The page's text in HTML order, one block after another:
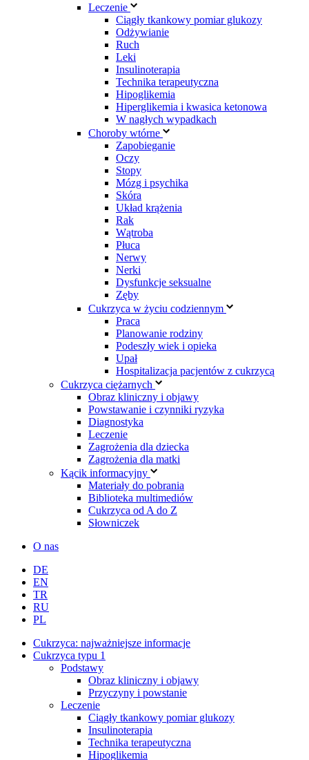
Leczenie
Ciągły tkankowy pomiar glukozy
Odżywianie
Ruch
Leki
Insulinoterapia
Technika terapeutyczna
Hipoglikemia
Hiperglikemia i kwasica ketonowa
W nagłych wypadkach
Choroby wtórne
Zapobieganie
Oczy
Stopy
Mózg i psychika
Skóra
Układ krążenia
Rak
Wątroba
Płuca
Nerwy
Nerki
Dysfunkcje seksualne
Zęby
Cukrzyca w życiu codziennym
Praca
Planowanie rodziny
Podeszły wiek i opieka
Upał
Hospitalizacja pacjentów z cukrzycą
Cukrzyca ciężarnych
Obraz kliniczny i objawy
Powstawanie i czynniki ryzyka
Diagnostyka
Leczenie
Zagrożenia dla dziecka
Zagrożenia dla matki
Kącik informacyjny
Materiały do pobrania
Biblioteka multimediów
Cukrzyca od A do Z
Słowniczek
O nas
DE
EN
TR
RU
PL
Cukrzyca: najważniejsze informacje
Cukrzyca typu 1
Podstawy
Obraz kliniczny i objawy
Przyczyny i powstanie
Leczenie
Ciągły tkankowy pomiar glukozy
Insulinoterapia
Technika terapeutyczna
Hipoglikemia